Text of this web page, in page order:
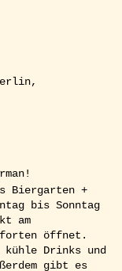
Biergarten +
bis Sonntag
am
öffnet.
Drinks und
gibt es